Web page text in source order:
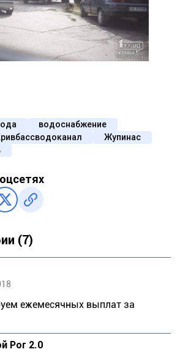
водоснабжение
Жупинас
(7)
ежемесячных выплат за
Рог 2.0